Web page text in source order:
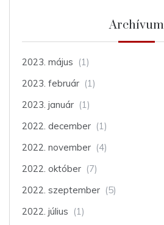
Archívum
2023. május (1)
2023. február (1)
2023. január (1)
2022. december (1)
2022. november (4)
2022. október (7)
2022. szeptember (5)
2022. július (1)